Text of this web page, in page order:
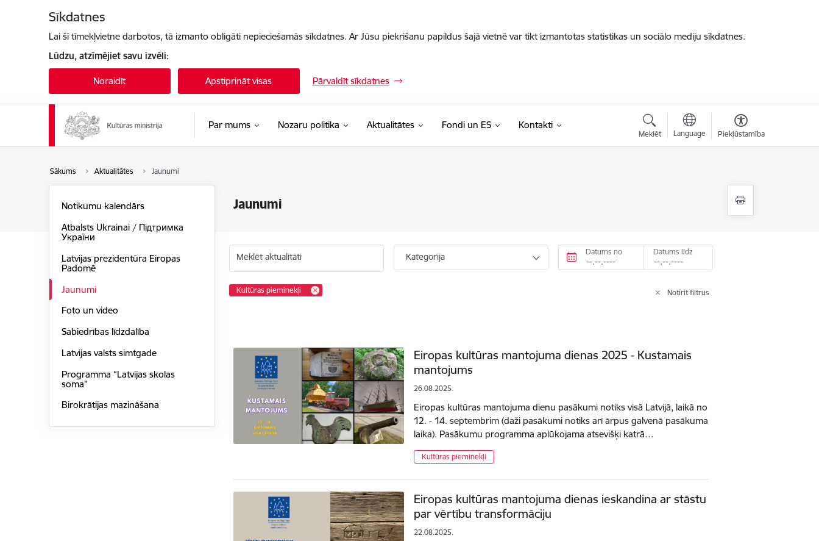
Sīkdatnes
Lai šī tīmekļvietne darbotos, tā izmanto obligāti nepieciešamās sīkdatnes. Ar Jūsu piekrišanu papildus šajā vietnē var tikt izmantotas statistikas un sociālo mediju sīkdatnes.
Lūdzu, atzīmējiet savu izvēli:
Noraidīt Apstiprināt visas Pārvaldīt sīkdatnes
Par mums Nozaru politika Aktualitātes Fondi un ES Kontakti
Meklēt Language Piekļūstamība
Sākums Aktualitātes Jaunumi
Jaunumi
Notikumu kalendārs
Atbalsts Ukrainai / Підтримка
України
Latvijas prezidentūra Eiropas
Padomē
Jaunumi
Foto un video
Sabiedrības līdzdalība
Latvijas valsts simtgade
Programma “Latvijas skolas
soma”
Birokrātijas mazināšana
Meklēt aktualitāti Kategorija Datums no Datums līdz
Kultūras pieminekļi Notīrīt filtrus
Eiropas kultūras mantojuma dienas 2025 - Kustamais
mantojums
26.08.2025.
Eiropas kultūras mantojuma dienu pasākumi notiks visā Latvijā, laikā no
12. - 14. septembrim (daži pasākumi notiks arī ārpus galvenā pasākuma
laika). Pasākumu programma aplūkojama atsevišķi katrā…
Kultūras pieminekļi
Eiropas kultūras mantojuma dienas ieskandina ar stāstu
par vērtību transformāciju
22.08.2025.